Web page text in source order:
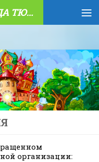
МАДОУ Д/С №134 ГОРОДА ТЮМЕНИ
организации: